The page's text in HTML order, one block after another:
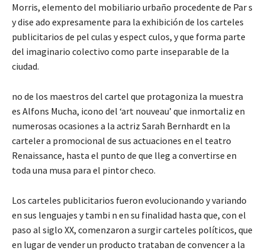
Morris, elemento del mobiliario urbaño procedente de Par s
y dise ado expresamente para la exhibición de los carteles
publicitarios de pel culas y espect culos, y que forma parte
del imaginario colectivo como parte inseparable de la
ciudad.
no de los maestros del cartel que protagoniza la muestra
es Alfons Mucha, icono del ‘art nouveau’ que inmortaliz en
numerosas ocasiones a la actriz Sarah Bernhardt en la
carteler a promocional de sus actuaciones en el teatro
Renaissance, hasta el punto de que lleg a convertirse en
toda una musa para el pintor checo.
Los carteles publicitarios fueron evolucionando y variando
en sus lenguajes y tambi n en su finalidad hasta que, con el
paso al siglo XX, comenzaron a surgir carteles políticos, que
en lugar de vender un producto trataban de convencer a la